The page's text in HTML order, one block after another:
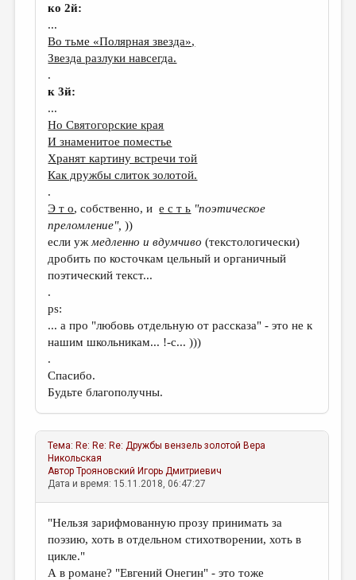
ко 2й:
...
Во тьме «Полярная звезда»,
Звезда разлуки навсегда.
.
к 3й:
...
Но Святогорские края
И знаменитое поместье
Хранят картину встречи той
Как дружбы слиток золотой.
.
Э т о, собственно, ие с т ь "поэтическое
преломление", ))
если уж медленно и вдумчиво(текстологически)
дробить по косточкам цельный и органичный
поэтический текст...
.
ps:
... а про "любовь отдельную от рассказа" - это не к
нашим школьникам... !-с... )))
.
Спасибо.
Будьте благополучны.
Тема:Re: Re: Re: Дружбы вензель золотой Вера
Никольская
АвторТрояновский Игорь Дмитриевич
Дата и время: 15.11.2018, 06:47:27
"Нельзя зарифмованную прозу принимать за
поэзию, хоть в отдельном стихотворении, хоть в
цикле."
А в романе? "Евгений Онегин" - это тоже